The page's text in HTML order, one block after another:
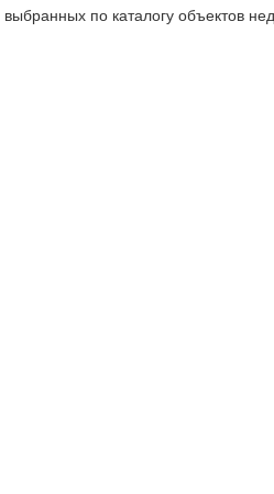
выбранных по каталогу объектов